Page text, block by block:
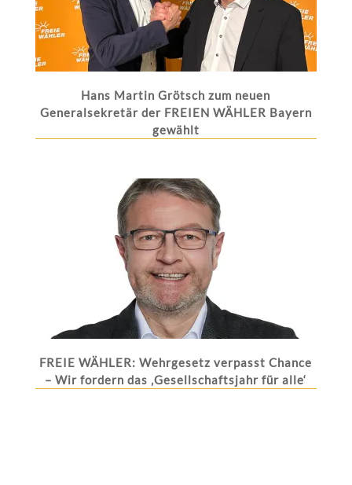
Hans Martin Grötsch zum neuen
Generalsekretär der FREIEN WÄHLER Bayern
gewählt
FREIE WÄHLER: Wehrgesetz verpasst Chance
– Wir fordern das ‚Gesellschaftsjahr für alle‘